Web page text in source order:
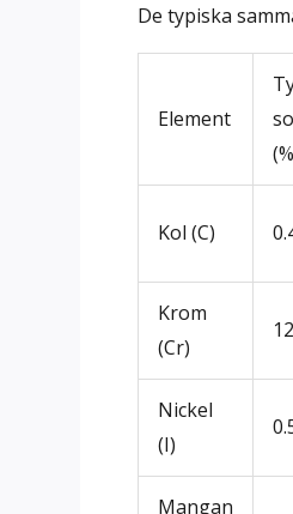
De typiska
Element
Kol (C)
Krom
(Cr)
Nickel
(I)
Mangan